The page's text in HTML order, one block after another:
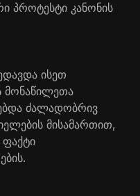
პროტესტი კანონის
ისეთ
მონაწილეთა
ძალადობრივ
მისამართით,